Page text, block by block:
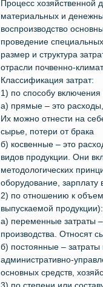
Процесс хозяйственной
материальных и
воспроизводство
проведение
размер и структура
отрасли почвенно-
Классификация затрат:
1) по способу включения
а) прямые – это
Их можно отнести на
сырье, потери от брака
б) косвенные – это
видов продукции. Они
методологических
оборудование, зарплату
2) по отношению к
выпускаемой продукции):
а) переменные затраты
производства. Относят
б) постоянные – затраты
административно-
основных средств,